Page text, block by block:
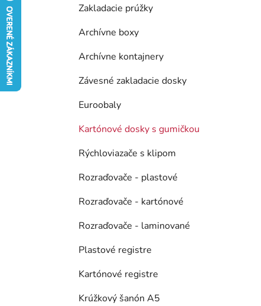
Zakladacie prúžky
Archívne boxy
Archívne kontajnery
Závesné zakladacie dosky
Euroobaly
Kartónové dosky s gumičkou
Rýchloviazače s klipom
Rozraďovače - plastové
Rozraďovače - kartónové
Rozraďovače - laminované
Plastové registre
Kartónové registre
Krúžkový šanón A5